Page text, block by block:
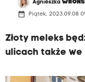
Agnieszka
date_range Piątek, 2023.09.08
Złoty meleks
ulicach także we